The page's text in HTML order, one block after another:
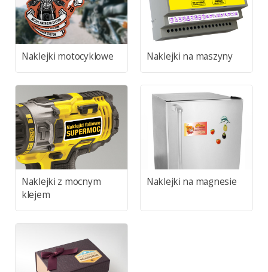
Naklejki motocyklowe Naklejki na maszyny
Naklejki z mocnym
klejem
Naklejki na magnesie